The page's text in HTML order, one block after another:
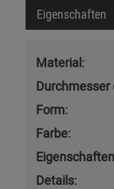
Eigenschaften
Material:
Durchmesser
Form:
Farbe:
Details: